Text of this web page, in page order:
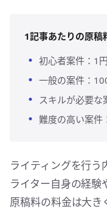
1記事あたりの原稿
初心者案件：1
一般の案件：
スキルが必要
難度の高い案件
ライティングを行う
ライター自身の経験
原稿料の料金は大き